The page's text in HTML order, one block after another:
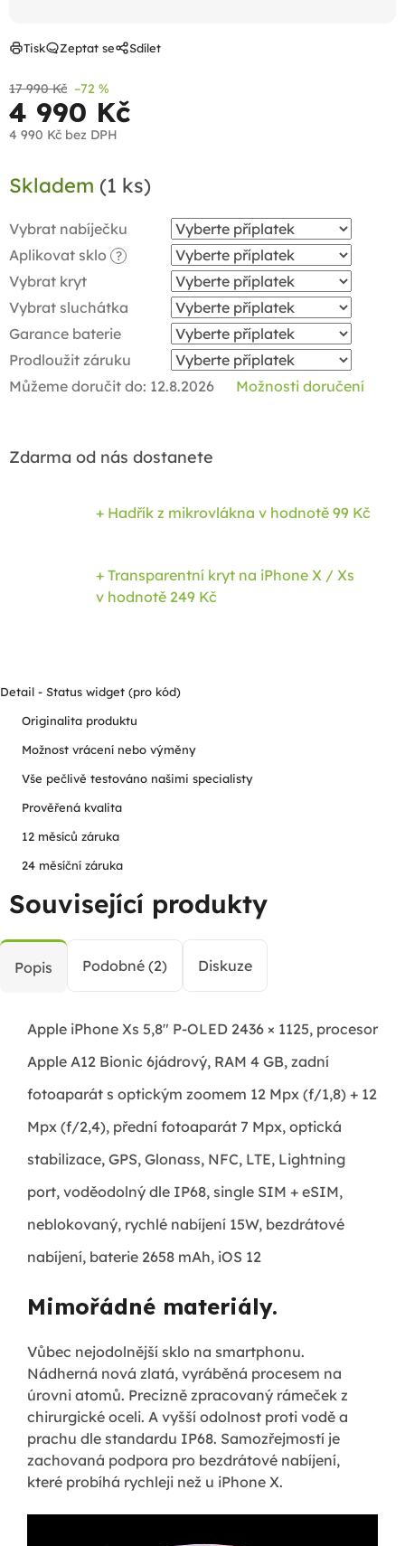
17 990 Kč –72 %
4 990 Kč
4 990 Kč bez DPH
cena:
Skladem (1 ks)
Vybrat nabíječku
Aplikovat sklo
?
Vybrat kryt
Vybrat sluchátka
Garance baterie
Prodloužit záruku
Můžeme doručit do: 12.8.2026 Možnosti doručení
Zdarma od nás dostanete
+ Hadřík z mikrovlákna v hodnotě 99 Kč
+ Transparentní kryt na iPhone X / Xs
v hodnotě 249 Kč
Tisk Zeptat se Sdílet
Detail - Status widget (pro kód)
Originalita produktu
Možnost vrácení nebo výměny
Vše pečlivě testováno našimi specialisty
Prověřená kvalita
12 měsíců záruka
24 měsíční záruka
Související produkty
Popis Podobné (2) Diskuze
Apple iPhone Xs 5,8" P-OLED 2436 × 1125, procesor
Apple A12 Bionic 6jádrový, RAM 4 GB, zadní
fotoaparát s optickým zoomem 12 Mpx (f/1,8) + 12
Mpx (f/2,4), přední fotoaparát 7 Mpx, optická
stabilizace, GPS, Glonass, NFC, LTE, Lightning
port, voděodolný dle IP68, single SIM + eSIM,
neblokovaný, rychlé nabíjení 15W, bezdrátové
nabíjení, baterie 2658 mAh, iOS 12
Mimořádné materiály.
Vůbec nejodolnější sklo na smartphonu.
Nádherná nová zlatá, vyráběná procesem na
úrovni atomů. Precizně zpracovaný rámeček z
chirurgické oceli. A vyšší odolnost proti vodě a
prachu dle standardu IP68. Samozřejmostí je
zachovaná podpora pro bezdrátové nabíjení,
které probíhá rychleji než u iPhone X.